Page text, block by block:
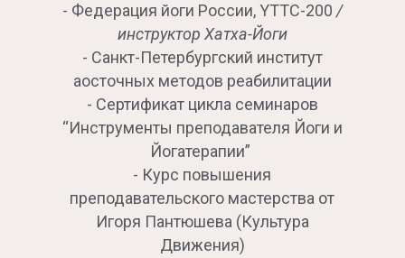
- Федерация йоги России, YTTC-200 /
инструктор Хатха-Йоги
- Санкт-Петербургский институт
аосточных методов реабилитации
- Сертификат цикла семинаров
“Инструменты преподавателя Йоги и
Йогатерапии”
- Курс повышения
преподавательского мастерства от
Игоря Пантюшева (Культура
Движения)